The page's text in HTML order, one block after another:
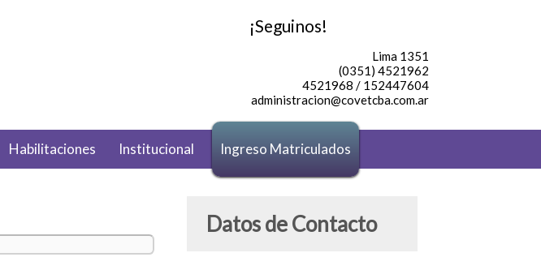
¡Seguinos!
Lima 1351
(0351) 4521962
4521968 / 152447604
administracion@covetcba.com.ar
Habilitaciones Institucional Ingreso Matriculados
Datos de Contacto